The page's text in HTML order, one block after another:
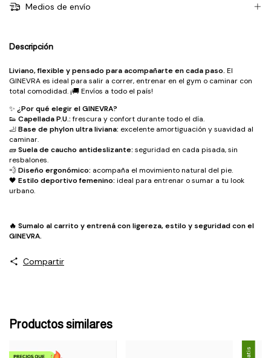
Medios de envío
Descripción
Liviano, flexible y pensado para acompañarte en cada paso. El
GINEVRA es ideal para salir a correr, entrenar en el gym o caminar con
total comodidad. ¡🚚 Envíos a todo el país!
✨ ¿Por qué elegir el GINEVRA?
👟 Capellada P.U.: frescura y confort durante todo el día.
🦶Base de phylon ultra liviana: excelente amortiguación y suavidad al
caminar.
🧱Suela de caucho antideslizante: seguridad en cada pisada, sin
resbalones.
💨Diseño ergonómico: acompaña el movimiento natural del pie.
🖤 Estilo deportivo femenino: ideal para entrenar o sumar a tu look
urbano.
🔥 Sumalo al carrito y entrená con ligereza, estilo y seguridad con el
GINEVRA.
Compartir
Productos similares